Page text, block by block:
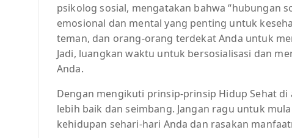
psikolog sosial, mengatakan bahwa “hubungan
emosional dan mental yang penting untuk
teman, dan orang-orang terdekat Anda untuk
Jadi, luangkan waktu untuk bersosialisasi dan
Anda.
Dengan mengikuti prinsip-prinsip Hidup Sehat
lebih baik dan seimbang. Jangan ragu untuk
kehidupan sehari-hari Anda dan rasakan